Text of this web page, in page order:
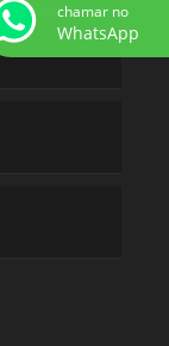
chamar no
WhatsApp